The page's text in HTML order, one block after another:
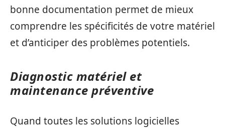
bonne documentation permet de mieux
comprendre les spécificités de votre matériel
et d’anticiper des problèmes potentiels.
Diagnostic matériel et
maintenance préventive
Quand toutes les solutions logicielles